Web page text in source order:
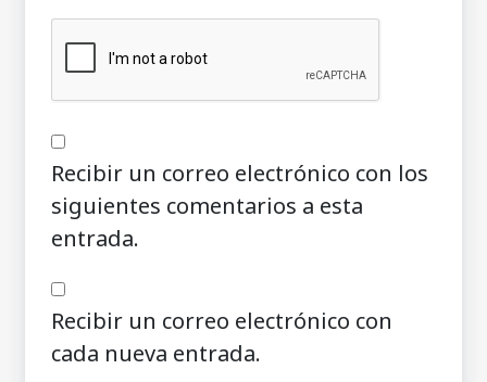
Recibir un correo electrónico con los
siguientes comentarios a esta
entrada.
Recibir un correo electrónico con
cada nueva entrada.